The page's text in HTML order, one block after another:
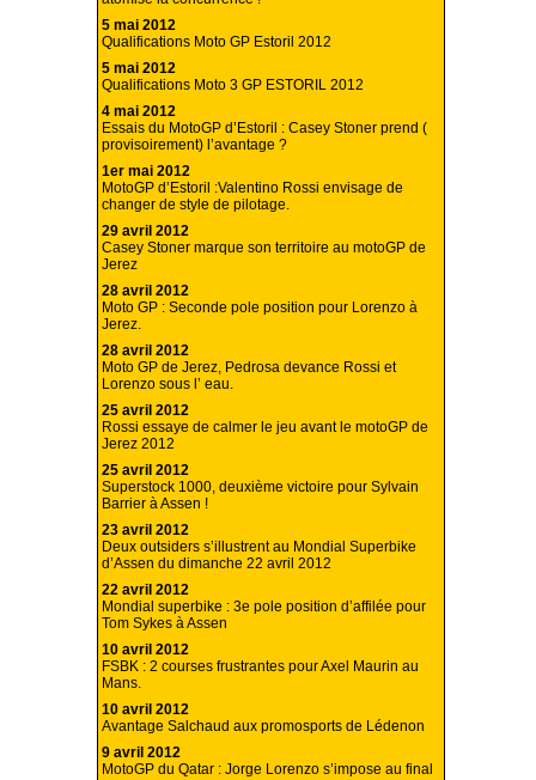
5 mai 2012
Qualifications Moto GP Estoril 2012
5 mai 2012
Qualifications Moto 3 GP ESTORIL 2012
4 mai 2012
Essais du MotoGP d’Estoril : Casey Stoner prend (
provisoirement) l’avantage ?
1er mai 2012
MotoGP d’Estoril :Valentino Rossi envisage de
changer de style de pilotage.
29 avril 2012
Casey Stoner marque son territoire au motoGP de
Jerez
28 avril 2012
Moto GP : Seconde pole position pour Lorenzo à
Jerez.
28 avril 2012
Moto GP de Jerez, Pedrosa devance Rossi et
Lorenzo sous l’ eau.
25 avril 2012
Rossi essaye de calmer le jeu avant le motoGP de
Jerez 2012
25 avril 2012
Superstock 1000, deuxième victoire pour Sylvain
Barrier à Assen !
23 avril 2012
Deux outsiders s’illustrent au Mondial Superbike
d’Assen du dimanche 22 avril 2012
22 avril 2012
Mondial superbike : 3e pole position d’affilée pour
Tom Sykes à Assen
10 avril 2012
FSBK : 2 courses frustrantes pour Axel Maurin au
Mans.
10 avril 2012
Avantage Salchaud aux promosports de Lédenon
9 avril 2012
MotoGP du Qatar : Jorge Lorenzo s’impose au final